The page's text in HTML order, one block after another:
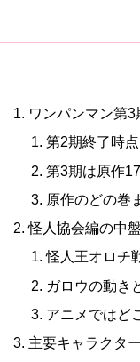
ワンパンマン第
第2期終了時
第3期は原作
原作のどの巻
怪人協会編の中
怪人王オロチ
ガロウの動き
アニメではど
主要キャラクタ